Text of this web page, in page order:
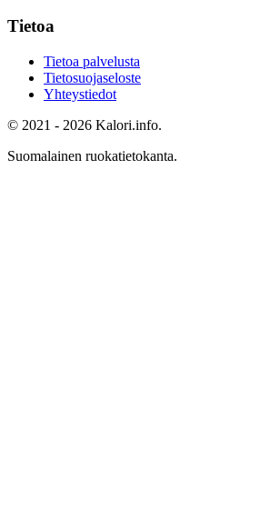
Tietoa
Tietoa palvelusta
Tietosuojaseloste
Yhteystiedot
© 2021 - 2026 Kalori.info.
Suomalainen ruokatietokanta.